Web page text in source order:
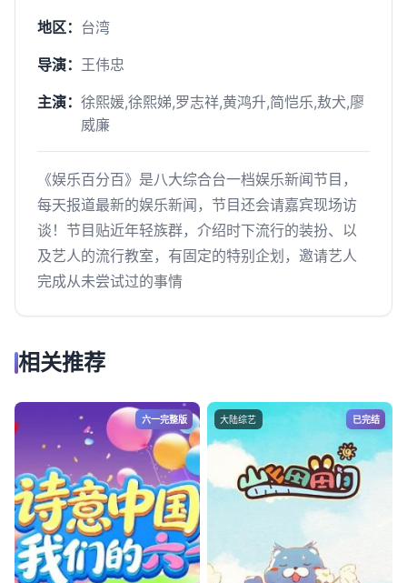
地区： 台湾
导演： 王伟忠
主演： 徐熙媛,徐熙娣,罗志祥,黄鸿升,简恺乐,敖犬,廖
威廉
《娱乐百分百》是八大综合台一档娱乐新闻节目，
每天报道最新的娱乐新闻，节目还会请嘉宾现场访
谈！节目贴近年轻族群，介绍时下流行的装扮、以
及艺人的流行教室，有固定的特别企划，邀请艺人
完成从未尝试过的事情
相关推荐
六一完整版 大陆综艺 已完结